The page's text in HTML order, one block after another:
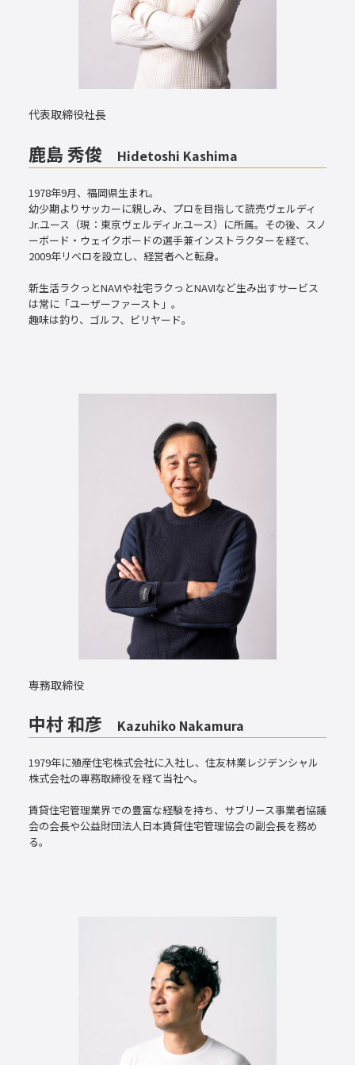
代表取締役社長
鹿島 秀俊 Hidetoshi Kashima
1978年9月、福岡県生まれ。
幼少期よりサッカーに親しみ、プロを目指して読売ヴェルディ
Jr.ユース（現：東京ヴェルディJr.ユース）に所属。その後、スノ
ーボード・ウェイクボードの選手兼インストラクターを経て、
2009年リベロを設立し、経営者へと転身。
新生活ラクっとNAVIや社宅ラクっとNAVIなど生み出すサービス
は常に「ユーザーファースト」。
趣味は釣り、ゴルフ、ビリヤード。
専務取締役
中村 和彦 Kazuhiko Nakamura
1979年に殖産住宅株式会社に入社し、住友林業レジデンシャル
株式会社の専務取締役を経て当社へ。
賃貸住宅管理業界での豊富な経験を持ち、サブリース事業者協議
会の会長や公益財団法人日本賃貸住宅管理協会の副会長を務め
る。